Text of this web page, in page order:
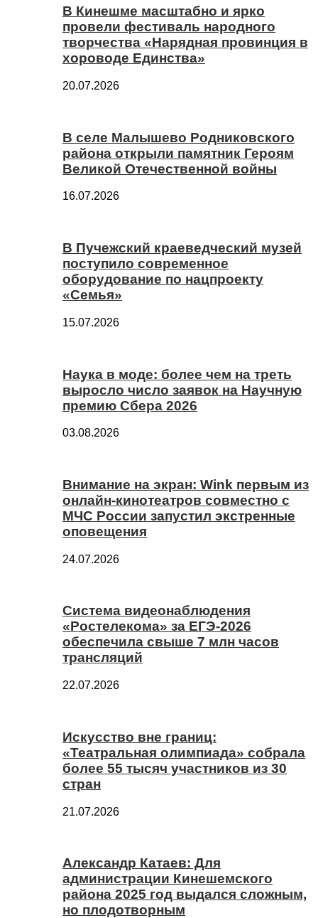
В Кинешме масштабно и ярко
провели фестиваль народного
творчества «Нарядная провинция в
хороводе Единства»
20.07.2026
В селе Малышево Родниковского
района открыли памятник Героям
Великой Отечественной войны
16.07.2026
В Пучежский краеведческий музей
поступило современное
оборудование по нацпроекту
«Семья»
15.07.2026
Наука в моде: более чем на треть
выросло число заявок на Научную
премию Сбера 2026
03.08.2026
Внимание на экран: Wink первым из
онлайн-кинотеатров совместно с
МЧС России запустил экстренные
оповещения
24.07.2026
Система видеонаблюдения
«Ростелекома» за ЕГЭ-2026
обеспечила свыше 7 млн часов
трансляций
22.07.2026
Искусство вне границ:
«Театральная олимпиада» собрала
более 55 тысяч участников из 30
стран
21.07.2026
Александр Катаев: Для
администрации Кинешемского
района 2025 год выдался сложным,
но плодотворным